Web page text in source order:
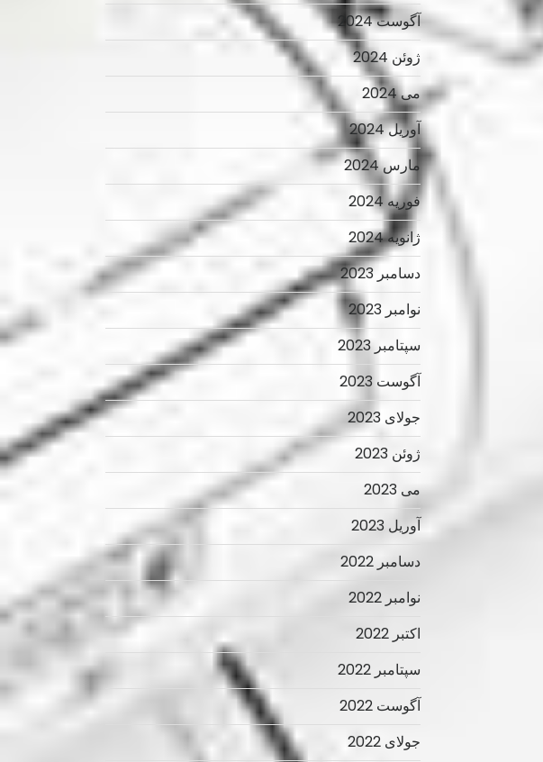
آگوست 2024
ژوئن 2024
می 2024
آوریل 2024
مارس 2024
فوریه 2024
ژانویه 2024
دسامبر 2023
نوامبر 2023
سپتامبر 2023
آگوست 2023
جولای 2023
ژوئن 2023
می 2023
آوریل 2023
دسامبر 2022
نوامبر 2022
اکتبر 2022
سپتامبر 2022
آگوست 2022
جولای 2022